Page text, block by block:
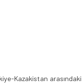
Kazakistan